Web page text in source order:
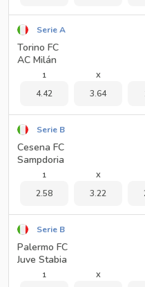
Serie A
Torino FC
AC Milán
1
4.42
X
3.64
Serie B
Cesena FC
Sampdoria
1
2.58
X
3.22
Serie B
Palermo FC
Juve Stabia
1 X